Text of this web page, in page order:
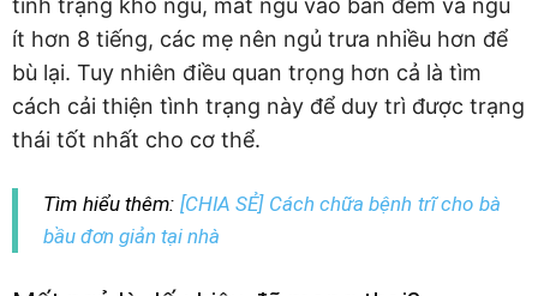
tình trạng khó ngủ, mất ngủ vào ban đêm và ngủ
ít hơn 8 tiếng, các mẹ nên ngủ trưa nhiều hơn để
bù lại. Tuy nhiên điều quan trọng hơn cả là tìm
cách cải thiện tình trạng này để duy trì được trạng
thái tốt nhất cho cơ thể.
Tìm hiểu thêm: [CHIA SẺ] Cách chữa bệnh trĩ cho bà
bầu đơn giản tại nhà